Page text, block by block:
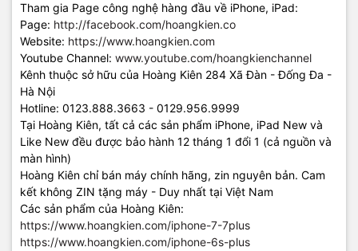
Tham gia Page công nghệ hàng đầu về iPhone, iPad:
Page: http://facebook.com/hoangkien.co
Website: https://www.hoangkien.com
Youtube Channel: www.youtube.com/hoangkienchannel
Kênh thuộc sở hữu của Hoàng Kiên 284 Xã Đàn - Đống Đa -
Hà Nội
Hotline: 0123.888.3663 - 0129.956.9999
Tại Hoàng Kiên, tất cả các sản phẩm iPhone, iPad New và
Like New đều được bảo hành 12 tháng 1 đổi 1 (cả nguồn và
màn hình)
Hoàng Kiên chỉ bán máy chính hãng, zin nguyên bản. Cam
kết không ZIN tặng máy - Duy nhất tại Việt Nam
Các sản phẩm của Hoàng Kiên:
https://www.hoangkien.com/iphone-7-7plus
https://www.hoangkien.com/iphone-6s-plus